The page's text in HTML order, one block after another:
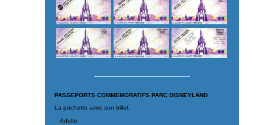
PASSEPORTS COMMEMORATIFS PARC DISNEYLAND
La pochette avec son billet.
Adulte